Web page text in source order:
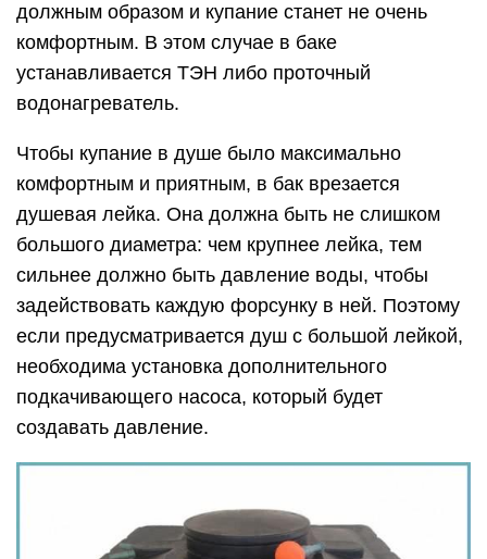
должным образом и купание станет не очень
комфортным. В этом случае в баке
устанавливается ТЭН либо проточный
водонагреватель.
Чтобы купание в душе было максимально
комфортным и приятным, в бак врезается
душевая лейка. Она должна быть не слишком
большого диаметра: чем крупнее лейка, тем
сильнее должно быть давление воды, чтобы
задействовать каждую форсунку в ней. Поэтому
если предусматривается душ с большой лейкой,
необходима установка дополнительного
подкачивающего насоса, который будет
создавать давление.